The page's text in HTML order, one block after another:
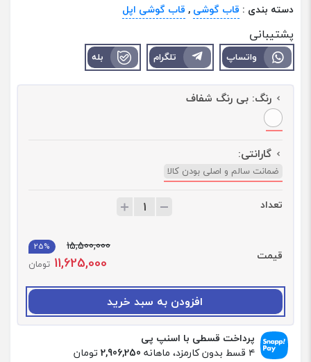
دسته بندی : قاب گوشی , قاب گوشی اپل
پشتیبانی
واتساپ تلگرام بله
رنگ: بی رنگ شفاف
گارانتی:
ضمانت سالم و اصلی بودن کالا
تعداد
ق
ا
ب
ب
ی
قیمت
15,500,000
25%
11,625,000 تومان
افزودن به سبد خرید
پرداخت قسطی با اسنپ پی
۴ قسط بدون کارمزد، ماهانه
2,906,250 تومان